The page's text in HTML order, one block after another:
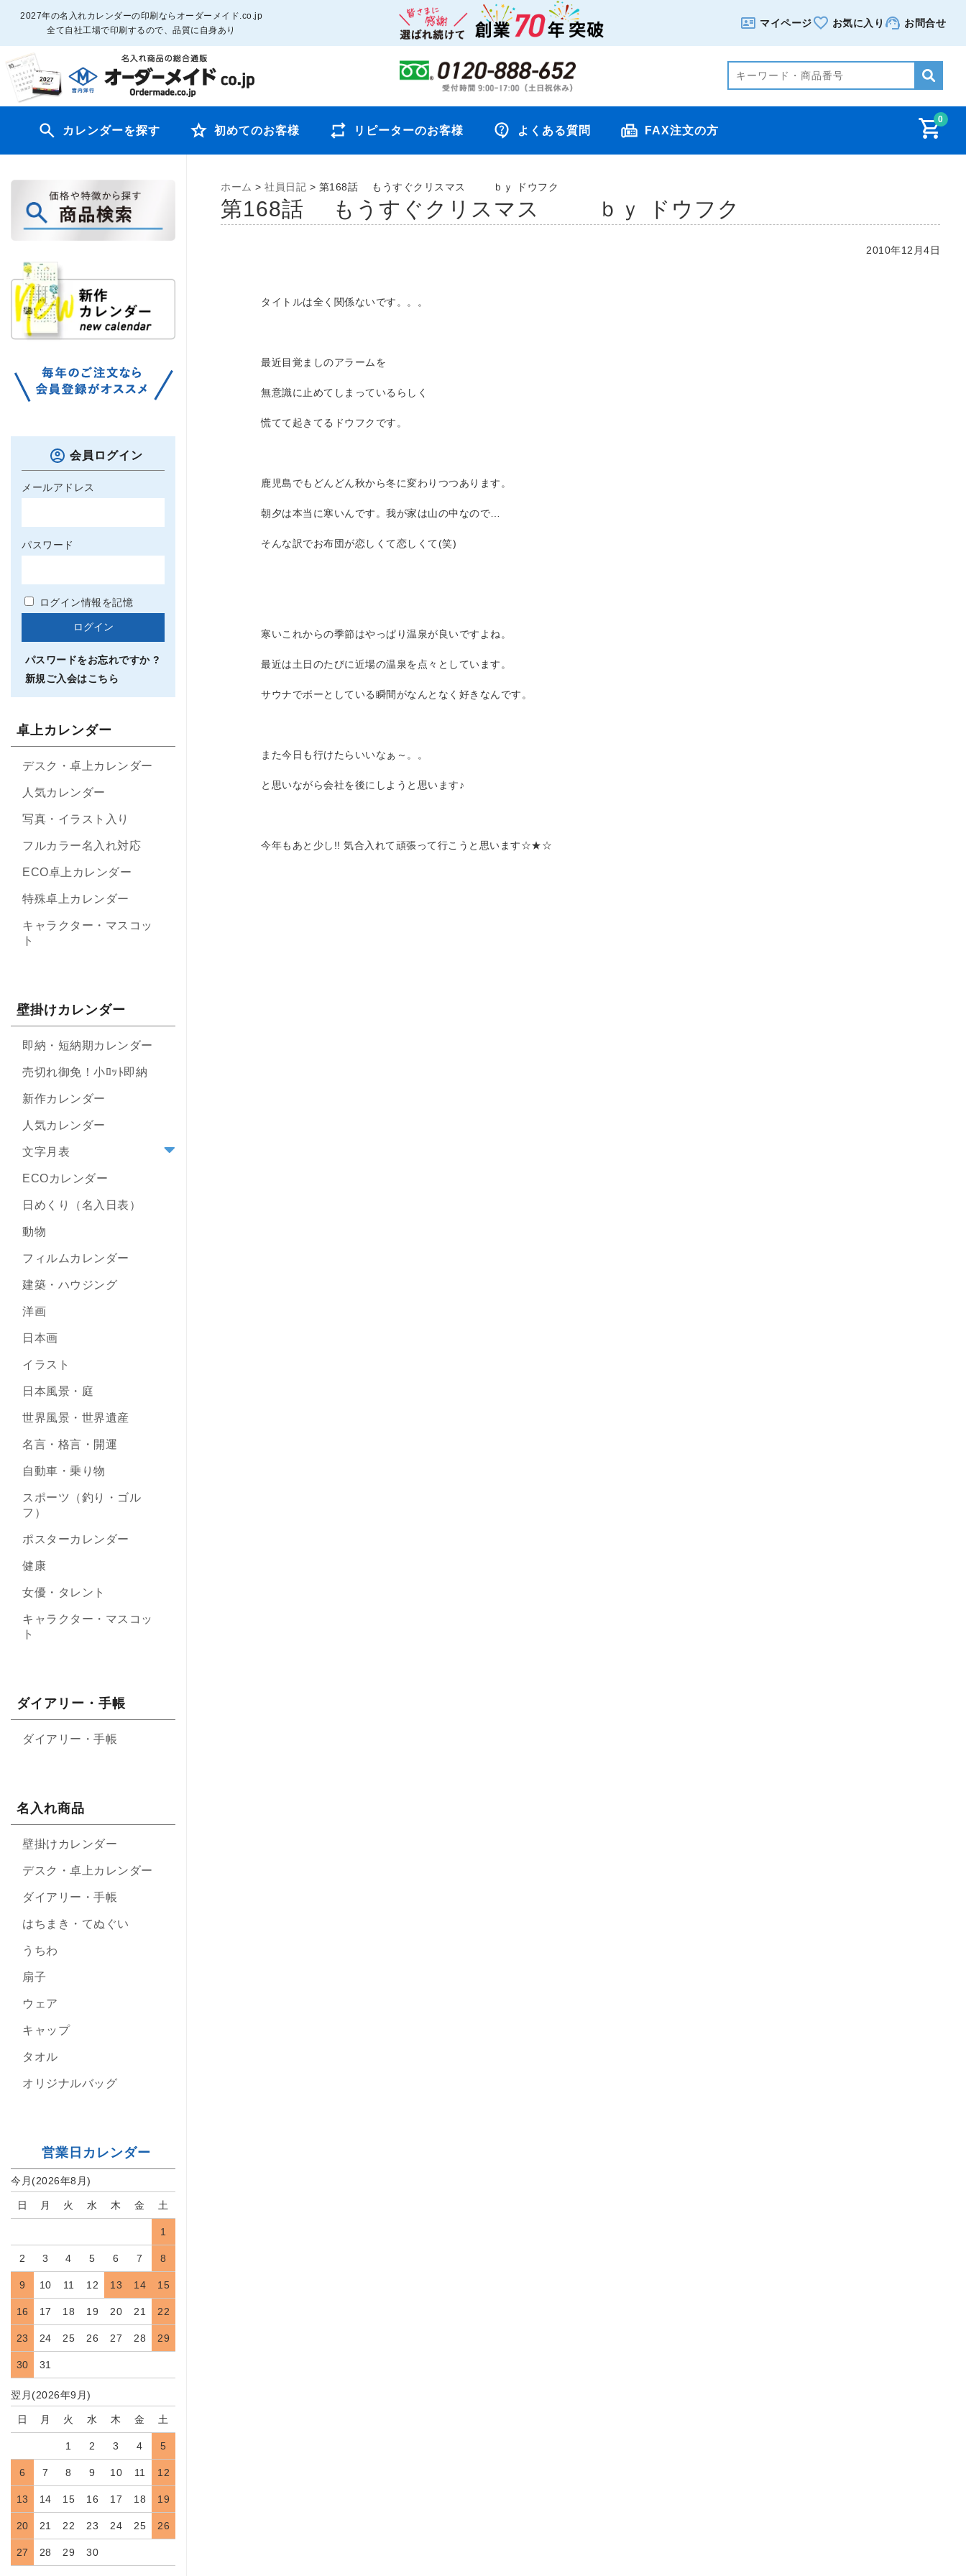
2027年の名入れカレンダーの印刷ならオーダーメイド.co.jp
全て自社工場で印刷するので、品質に自身あり
マイページ お気に入り お問合せ
0
カレンダーを探す 初めてのお客様 リピーターのお客様 よくある質問 FAX注文の方
ホーム > 社員日記 > 第168話 もうすぐクリスマス ｂｙ ドウフク
第168話 もうすぐクリスマス ｂｙ ドウフク
2010年12月4日
タイトルは全く関係ないです。。。
最近目覚ましのアラームを
無意識に止めてしまっているらしく
慌てて起きてるドウフクです。
鹿児島でもどんどん秋から冬に変わりつつあります。
朝夕は本当に寒いんです。我が家は山の中なので…
そんな訳でお布団が恋しくて恋しくて(笑)
寒いこれからの季節はやっぱり温泉が良いですよね。
最近は土日のたびに近場の温泉を点々としています。
サウナでボーとしている瞬間がなんとなく好きなんです。
また今日も行けたらいいなぁ～。。
と思いながら会社を後にしようと思います♪
今年もあと少し!! 気合入れて頑張って行こうと思います☆★☆
会員ログイン
メールアドレス
パスワード
ログイン情報を記憶
パスワードをお忘れですか ?
新規ご入会はこちら
卓上カレンダー
デスク・卓上カレンダー
人気カレンダー
写真・イラスト入り
フルカラー名入れ対応
ECO卓上カレンダー
特殊卓上カレンダー
キャラクター・マスコッ
ト
壁掛けカレンダー
即納・短納期カレンダー
売切れ御免！小ﾛｯﾄ即納
新作カレンダー
人気カレンダー
文字月表
ECOカレンダー
日めくり（名入日表）
動物
フィルムカレンダー
建築・ハウジング
洋画
日本画
イラスト
日本風景・庭
世界風景・世界遺産
名言・格言・開運
自動車・乗り物
スポーツ（釣り・ゴル
フ）
ポスターカレンダー
健康
女優・タレント
キャラクター・マスコッ
ト
ダイアリー・手帳
ダイアリー・手帳
名入れ商品
壁掛けカレンダー
デスク・卓上カレンダー
ダイアリー・手帳
はちまき・てぬぐい
うちわ
扇子
ウェア
キャップ
タオル
オリジナルバッグ
営業日カレンダー
今月(2026年8月)
日 月 火 水 木 金 土
1
2 3 4 5 6 7 8
9 10 11 12 13 14 15
16 17 18 19 20 21 22
23 24 25 26 27 28 29
30 31
翌月(2026年9月)
日 月 火 水 木 金 土
1 2 3 4 5
6 7 8 9 10 11 12
13 14 15 16 17 18 19
20 21 22 23 24 25 26
27 28 29 30